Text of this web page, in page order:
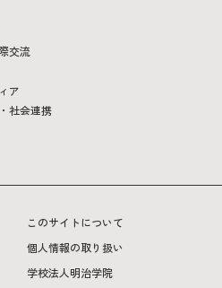
交流
ア
社会連携
このサイトについて
個人情報の取り扱い
学校法人明治学院